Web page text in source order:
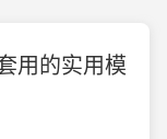
用的实用模